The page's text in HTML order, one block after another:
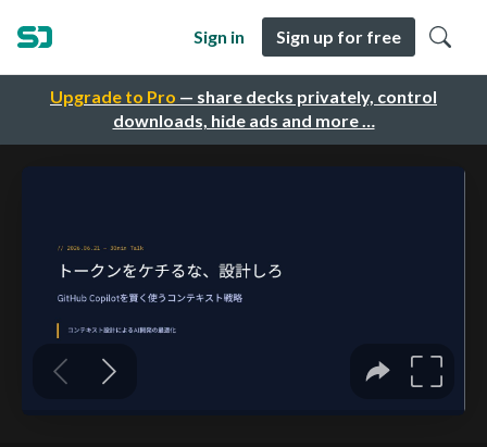
Upgrade to Pro — share decks privately, control
downloads, hide ads and more …
Sign in Sign up for free